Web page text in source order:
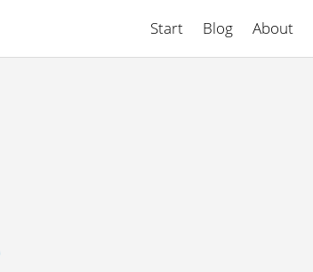
Start Blog About